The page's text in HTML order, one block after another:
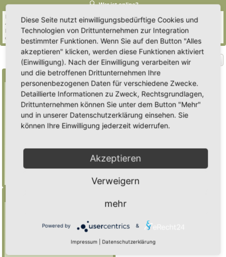
Wer ist online?
Insgesamt sind47 Besucher online :: 3 sichtbare Mitglieder, 0 unsichtbare Mitglieder und
44 Gäste (basierend auf den aktiven Besuchern der letzten 5 Minuten)
Der Besucherrekord liegt bei2235Besuchern, die am Mi 29. Jul 2026, 21:02 gleichzeitig
online waren.
Gehe zu
Suche
Benutze ein * als Platzhalter für teilweis
Übereinstimmungen
Mulchfindet "Mulch", Mulch*findet auch
Weitere Hilfe zur Suche
Foren-Übersicht
Diese Seite nutzt einwilligungsbedürftige Cookies und
Technologien von Drittunternehmen zur Integration
bestimmter Funktionen. Wenn Sie auf den Button "Alles
akzeptieren" klicken, werden diese Funktionen aktiviert
(Einwilligung). Nach der Einwilligung verarbeiten wir
und die betroffenen Drittunternehmen Ihre
personenbezogenen Daten für verschiedene Zwecke.
Detaillierte Informationen zu Zweck, Rechtsgrundlagen,
Drittunternehmen können Sie unter dem Button "Mehr"
und in unserer Datenschutzerklärung einsehen. Sie
können Ihre Einwilligung jederzeit widerrufen.
Akzeptieren
Verweigern
mehr
Powered by &
Impressum Datenschutzerklärung